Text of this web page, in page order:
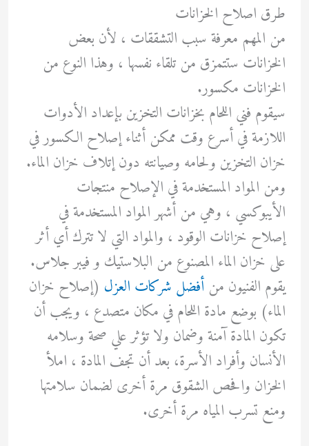
طرق اصلاح الخزانات
من المهم معرفة سبب التشققات ، لأن بعض
الخزانات ستتمزق من تلقاء نفسها ، وهذا النوع من
الخزانات مكسور.
سيقوم فني اللحام بخزانات التخزين بإعداد الأدوات
اللازمة في أسرع وقت ممكن أثناء إصلاح الكسور في
خزان التخزين ولحامه وصيانته دون إتلاف خزان الماء.
ومن المواد المستخدمة في الإصلاح منتجات
الأيبوكسي ، وهي من أشهر المواد المستخدمة في
إصلاح خزانات الوقود ، والمواد التي لا تترك أي أثر
على خزان الماء المصنوع من البلاستيك و فيبر جلاس.
يقوم الفنيون من أفضل شركات العزل (إصلاح خزان
الماء) بوضع مادة اللحام في مكان متصدع ، ويجب أن
تكون المادة آمنة وضمان ولا تؤثر علي صحة وسلامه
الأنسان وأفراد الأسرة، بعد أن تجف المادة ، املأ
الخزان وافحص الشقوق مرة أخرى لضمان سلامتها
ومنع تسرب المياه مرة أخرى.